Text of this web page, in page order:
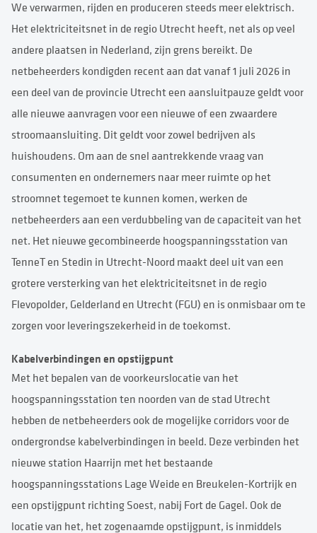
We verwarmen, rijden en produceren steeds meer elektrisch.
Het elektriciteitsnet in de regio Utrecht heeft, net als op veel
andere plaatsen in Nederland, zijn grens bereikt. De
netbeheerders kondigden recent aan dat vanaf 1 juli 2026 in
een deel van de provincie Utrecht een aansluitpauze geldt voor
alle nieuwe aanvragen voor een nieuwe of een zwaardere
stroomaansluiting. Dit geldt voor zowel bedrijven als
huishoudens. Om aan de snel aantrekkende vraag van
consumenten en ondernemers naar meer ruimte op het
stroomnet tegemoet te kunnen komen, werken de
netbeheerders aan een verdubbeling van de capaciteit van het
net. Het nieuwe gecombineerde hoogspanningsstation van
TenneT en Stedin in Utrecht-Noord maakt deel uit van een
grotere versterking van het elektriciteitsnet in de regio
Flevopolder, Gelderland en Utrecht (FGU) en is onmisbaar om te
zorgen voor leveringszekerheid in de toekomst.
Kabelverbindingen en opstijgpunt
Met het bepalen van de voorkeurslocatie van het
hoogspanningsstation ten noorden van de stad Utrecht
hebben de netbeheerders ook de mogelijke corridors voor de
ondergrondse kabelverbindingen in beeld. Deze verbinden het
nieuwe station Haarrijn met het bestaande
hoogspanningsstations Lage Weide en Breukelen-Kortrijk en
een opstijgpunt richting Soest, nabij Fort de Gagel. Ook de
locatie van het, het zogenaamde opstijgpunt, is inmiddels